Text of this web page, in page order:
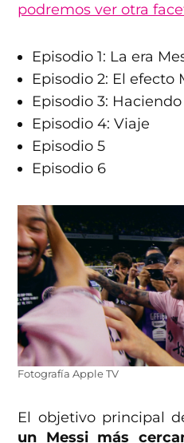
podremos ver otra
Episodio 1: La era
Episodio 2: El efecto
Episodio 3:
Episodio 4: Viaje
Episodio 5
Episodio 6
Fotografía Apple TV
El objetivo principal
un Messi más